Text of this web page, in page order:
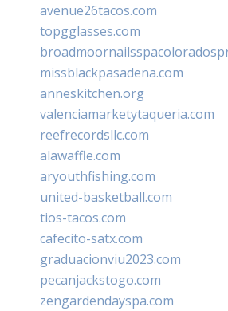
avenue26tacos.com
topgglasses.com
missblackpasadena.com
anneskitchen.org
valenciamarketytaqueria.com
reefrecordsllc.com
alawaffle.com
aryouthfishing.com
united-basketball.com
tios-tacos.com
cafecito-satx.com
graduacionviu2023.com
pecanjackstogo.com
zengardendayspa.com